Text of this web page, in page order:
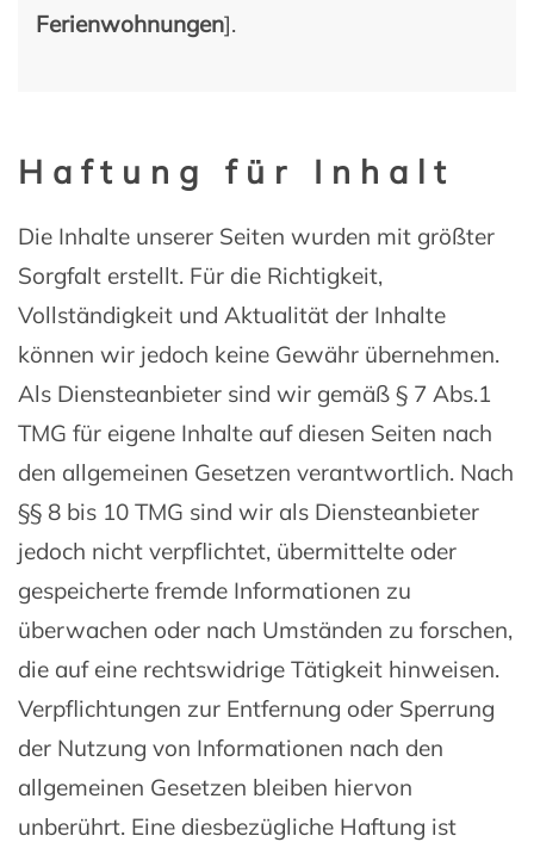
Ferienwohnungen].
Haftung für Inhalt
Die Inhalte unserer Seiten wurden mit größter
Sorgfalt erstellt. Für die Richtigkeit,
Vollständigkeit und Aktualität der Inhalte
können wir jedoch keine Gewähr übernehmen.
Als Diensteanbieter sind wir gemäß § 7 Abs.1
TMG für eigene Inhalte auf diesen Seiten nach
den allgemeinen Gesetzen verantwortlich. Nach
§§ 8 bis 10 TMG sind wir als Diensteanbieter
jedoch nicht verpflichtet, übermittelte oder
gespeicherte fremde Informationen zu
überwachen oder nach Umständen zu forschen,
die auf eine rechtswidrige Tätigkeit hinweisen.
Verpflichtungen zur Entfernung oder Sperrung
der Nutzung von Informationen nach den
allgemeinen Gesetzen bleiben hiervon
unberührt. Eine diesbezügliche Haftung ist